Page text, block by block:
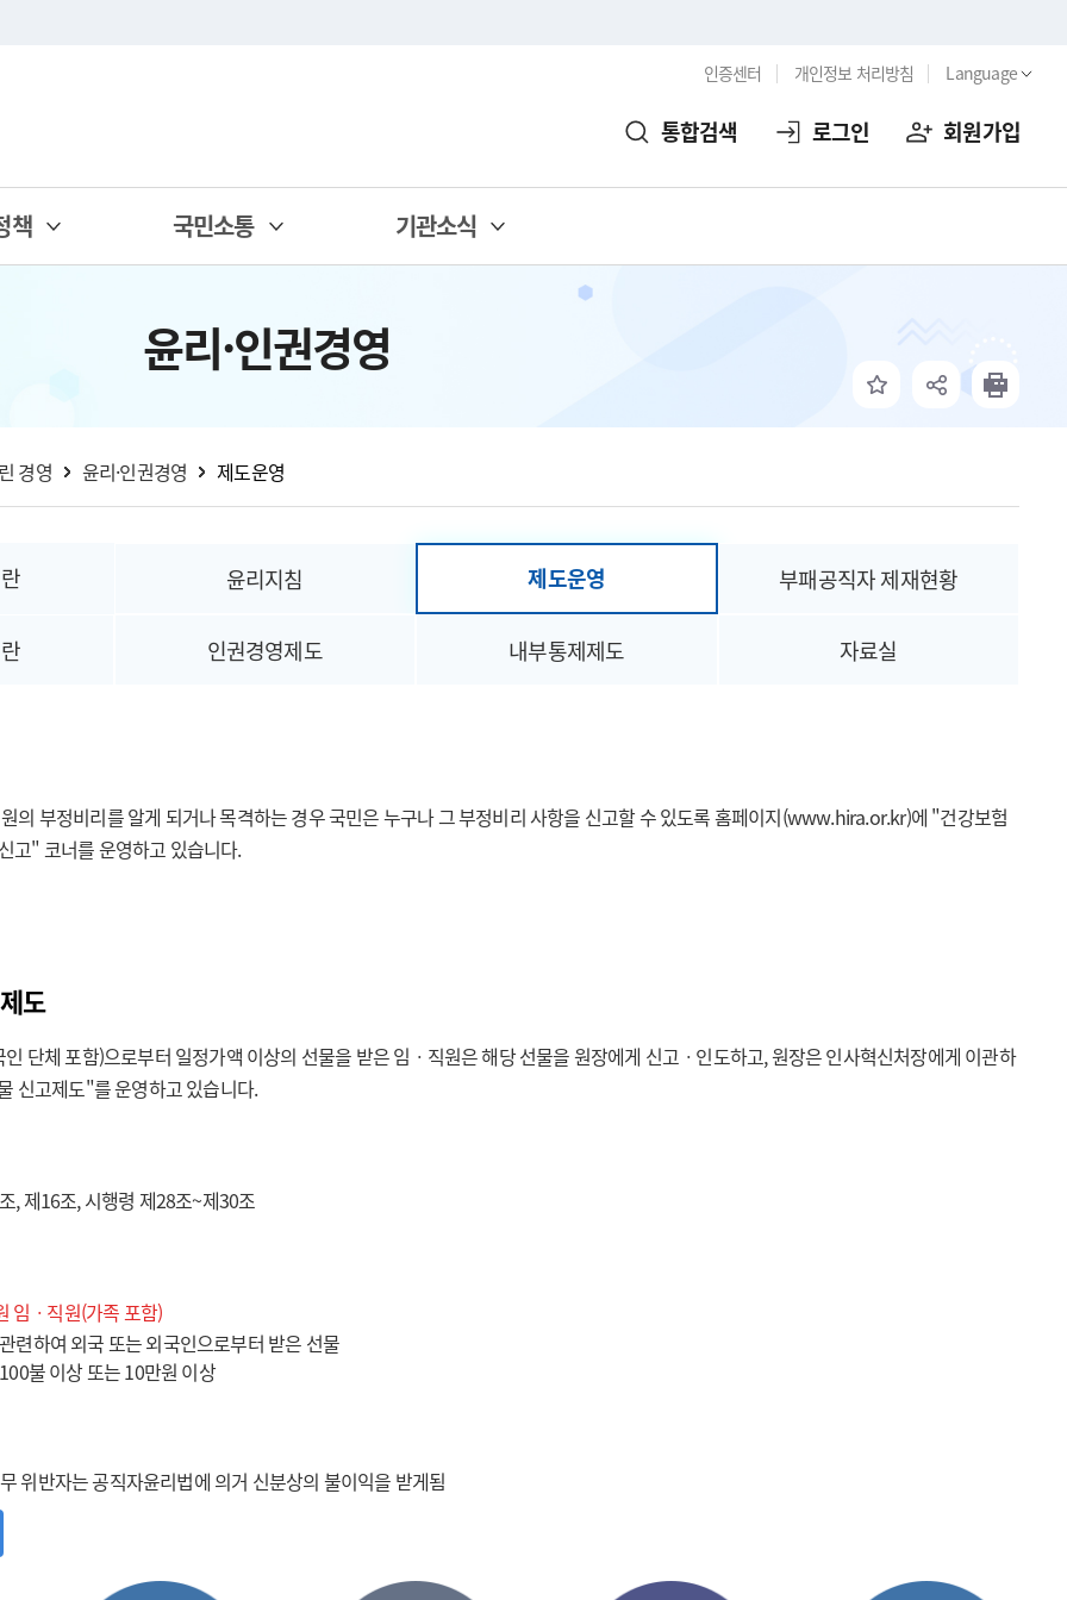
인증센터 개인정보 처리방침 Language
통합검색 로그인 회원가입
책 국민소통 기관소식
윤리·인권경영
경영 윤리·인권경영 제도운영
윤리지침 제도운영 부패공직자 제재현황
인권경영제도 내부통제제도 자료실
의 부정비리를 알게 되거나 목격하는 경우 국민은 누구나 그 부정비리 사항을 신고할 수 있도록 홈페이지(www.hira.or.kr)에 "건강보험
고" 코너를 운영하고 있습니다.
도
단체 포함)으로부터 일정가액 이상의 선물을 받은 임ㆍ직원은 해당 선물을 원장에게 신고ㆍ인도하고, 원장은 인사혁신처장에게 이관하
신고제도"를 운영하고 있습니다.
, 제16조, 시행령 제28조~제30조
임ㆍ직원(가족 포함)
련하여 외국 또는 외국인으로부터 받은 선물
불 이상 또는 10만원 이상
위반자는 공직자윤리법에 의거 신분상의 불이익을 받게됨